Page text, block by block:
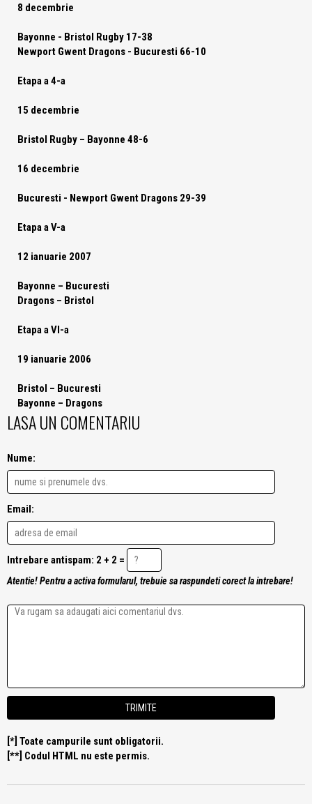
8 decembrie
Bayonne - Bristol Rugby 17-38
Newport Gwent Dragons - Bucuresti 66-10
Etapa a 4-a
15 decembrie
Bristol Rugby – Bayonne 48-6
16 decembrie
Bucuresti - Newport Gwent Dragons 29-39
Etapa a V-a
12 ianuarie 2007
Bayonne – Bucuresti
Dragons – Bristol
Etapa a VI-a
19 ianuarie 2006
Bristol – Bucuresti
Bayonne – Dragons
LASA UN COMENTARIU
Nume:
Email:
Intrebare antispam: 2 + 2 =
Atentie! Pentru a activa formularul, trebuie sa raspundeti corect la intrebare!
[*] Toate campurile sunt obligatorii.
[**] Codul HTML nu este permis.